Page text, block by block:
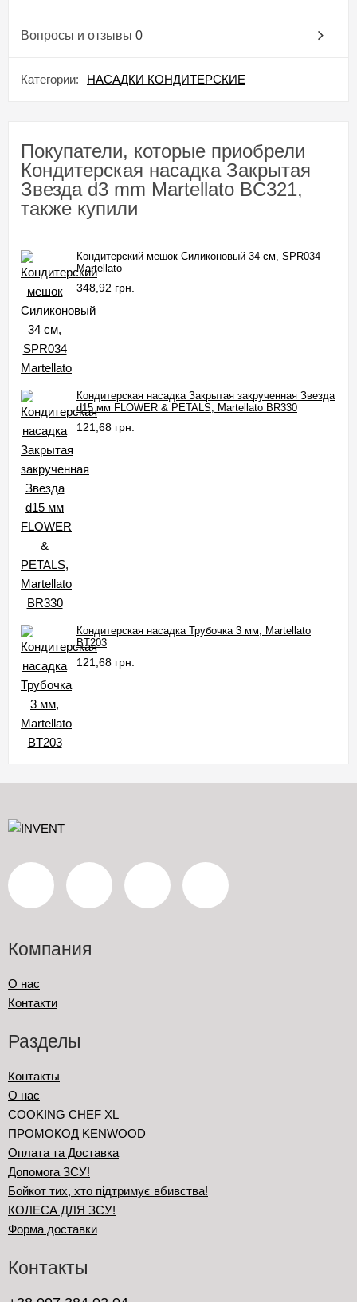
Вопросы и отзывы 0
Категории: НАСАДКИ КОНДИТЕРСКИЕ
Покупатели, которые приобрели
Кондитерская насадка Закрытая
Звезда d3 mm Martellato BC321,
также купили
Кондитерский мешок Силиконовый 34 см, SPR034
Martellato
348,92 грн.
Кондитерская насадка Закрытая закрученная Звезда
d15 мм FLOWER & PETALS, Martellato BR330
121,68 грн.
Кондитерская насадка Трубочка 3 мм, Martellato
BT203
121,68 грн.
Компания
О нас
Контакти
Разделы
Контакты
О нас
COOKING CHEF XL
ПРОМОКОД KENWOOD
Оплата та Доставка
Допомога ЗСУ!
Бойкот тих, хто підтримує вбивства!
КОЛЕСА ДЛЯ ЗСУ!
Форма доставки
Контакты